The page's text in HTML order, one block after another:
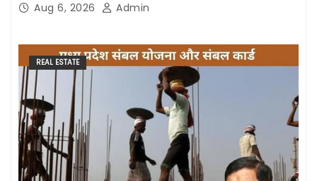
Aug 6, 2026 Admin
REAL ESTATE